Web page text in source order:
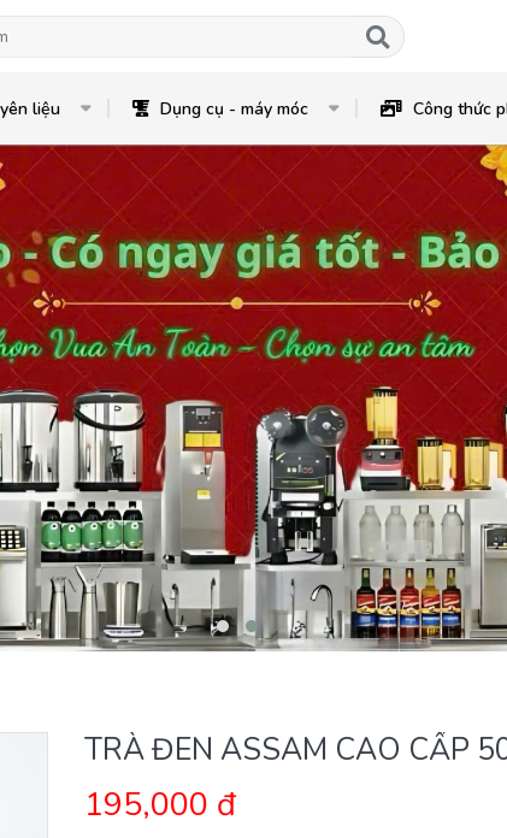
liệu Dụng cụ - máy móc Công thức
TRÀ ĐEN ASSAM CAO CẤP
195,000 đ